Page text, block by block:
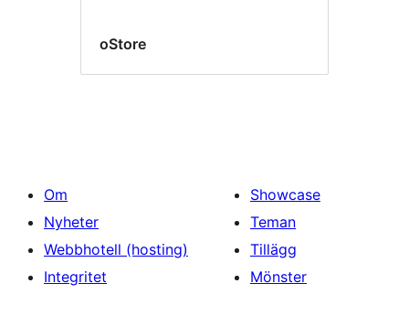
oStore
Om
Nyheter
Webbhotell (hosting)
Integritet
Showcase
Teman
Tillägg
Mönster